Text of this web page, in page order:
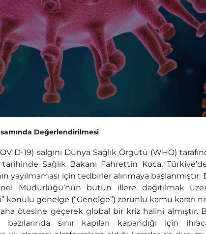
Değerlendirilmesi
19) salgını Dünya Sağlık Örgütü (WHO)
Sağlık Bakanı Fahrettin Koca,
yayılmaması için tedbirler alınmaya
Müdürlüğü’nün bütün illere dağıtılmak
konulu genelge (“Genelge”) zorunlu kamu kararı
ötesine geçerek global bir kriz halini almıştır.
sınır kapıları kapandığı için